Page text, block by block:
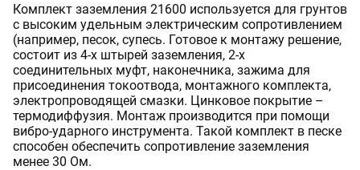
Комплект заземления 21600 используется для грунтов
с высоким удельным электрическим сопротивлением
(например, песок, супесь. Готовое к монтажу решение,
состоит из 4-х штырей заземления, 2-х
соединительных муфт, наконечника, зажима для
присоединения токоотвода, монтажного комплекта,
электропроводящей смазки. Цинковое покрытие –
термодиффузия. Монтаж производится при помощи
вибро-ударного инструмента. Такой комплект в песке
способен обеспечить сопротивление заземления
менее 30 Ом.